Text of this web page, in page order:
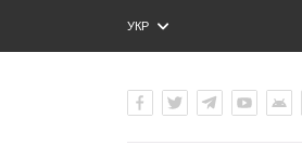
УКР
ENG